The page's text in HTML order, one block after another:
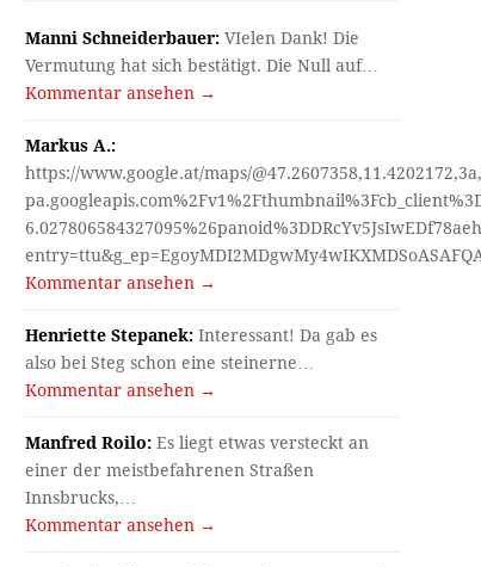
Manni Schneiderbauer: VIelen Dank! Die
Vermutung hat sich bestätigt. Die Null auf…
Kommentar ansehen →
Markus A.:
https://www.google.at/maps/
Kommentar ansehen →
Henriette Stepanek: Interessant! Da gab es
also bei Steg schon eine steinerne…
Kommentar ansehen →
Manfred Roilo: Es liegt etwas versteckt an
einer der meistbefahrenen Straßen
Innsbrucks,…
Kommentar ansehen →